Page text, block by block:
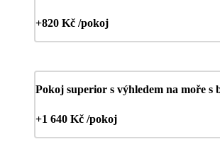
+820 Kč /pokoj
Pokoj superior s výhledem na moře s
+1 640 Kč /pokoj